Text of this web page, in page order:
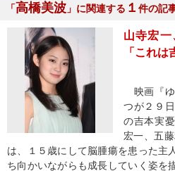
「高橋美波 」に関連する １ 件の記
山寺宏
「これは
映画『ゆ
つが２９
の吉本実
宏一、五
は、１５歳にして脳腫瘍を患った主
ち向かいながらも成長していく姿を